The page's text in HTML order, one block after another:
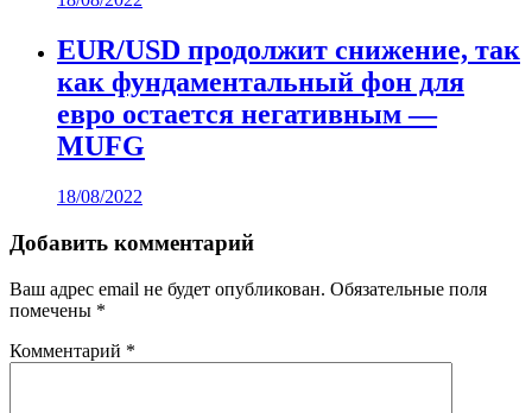
EUR/USD продолжит снижение, так
как фундаментальный фон для
евро остается негативным —
MUFG
18/08/2022
Добавить комментарий
Ваш адрес email не будет опубликован. Обязательные поля
помечены *
Комментарий *